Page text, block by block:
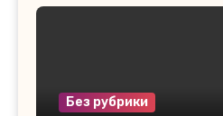
Без рубрики